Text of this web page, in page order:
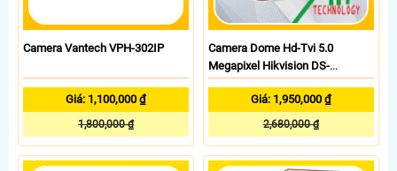
Camera Vantech VPH-302IP
Giá: 1,100,000 ₫
1,800,000 ₫
Camera Dome Hd-Tvi 5.0
Megapixel Hikvision DS-
Giá: 1,950,000 ₫
2,680,000 ₫